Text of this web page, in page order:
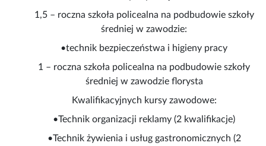
1,5 – roczna szkoła policealna na podbudowie szkoły
średniej w zawodzie:
•technik bezpieczeństwa i higieny pracy
1 – roczna szkoła policealna na podbudowie szkoły
średniej w zawodzie florysta
Kwalifikacyjnych kursy zawodowe:
•Technik organizacji reklamy (2 kwalifikacje)
•Technik żywienia i usług gastronomicznych (2